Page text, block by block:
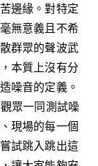
邊緣。對特定
無意義且不希
群眾的聲波武
本質上沒有分
噪音的定義。
眾一同測試噪
現場的每一個
試跳入跳出這